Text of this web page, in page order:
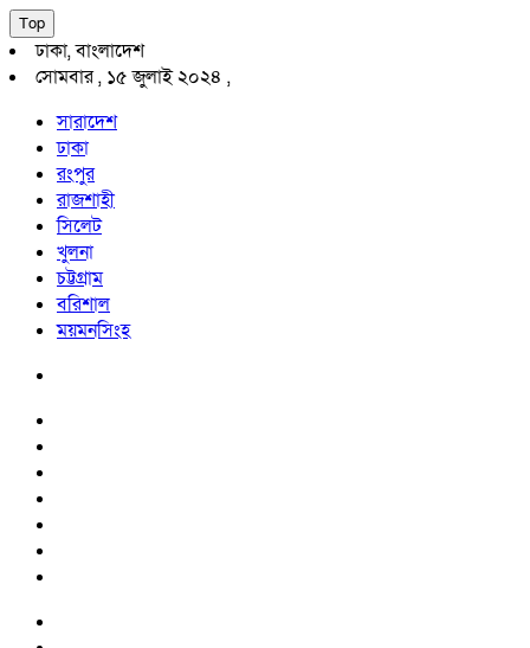
Top
ঢাকা, বাংলাদেশ
সোমবার , ১৫ জুলাই ২০২৪ ,
সারাদেশ
ঢাকা
রংপুর
রাজশাহী
সিলেট
খুলনা
চট্টগ্রাম
বরিশাল
ময়মনসিংহ